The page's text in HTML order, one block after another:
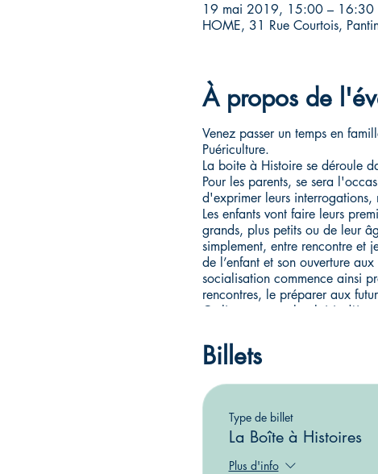
19 mai 2019, 15:00 – 16:30
HOME, 31 Rue Courtois,
À propos de
Venez passer un temps en
Puériculture.
La boite à Histoire se déroule
Pour les parents, se sera
d'exprimer leurs interrogations,
Les enfants vont faire leurs
grands, plus petits ou de leur
simplement, entre rencontre et
de l’enfant et son ouverture
socialisation commence ainsi
rencontres, le préparer aux
Ce lieu propose le plaisir
Les accueillants aménagent
Ils sont garants du cadre et du
Le jeu et le livre sont les
L'atelier aura lieu pour au
Participation LIBRE
Billets
Type de billet
La Boîte à Histoires
Plus d'info